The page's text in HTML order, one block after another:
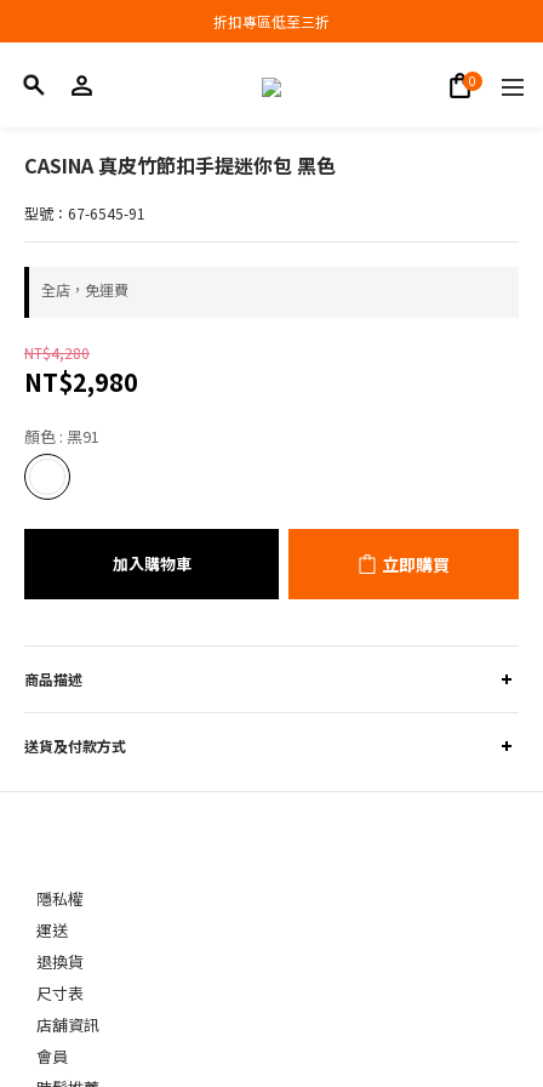
會員結帳新品滿3000現抵300，滿6000現抵1000
折扣專區低至三折
CASINA 真皮竹節扣手提迷你包 黑色
型號：67-6545-91
全店，免運費
NT$4,280
NT$2,980
顏色 : 黑91
加入購物車 立即購買
商品描述
送貨及付款方式
隱私權
運送
退換貨
尺寸表
店舖資訊
會員